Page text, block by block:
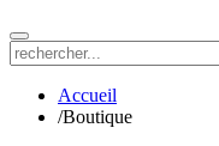
Accueil
/Boutique